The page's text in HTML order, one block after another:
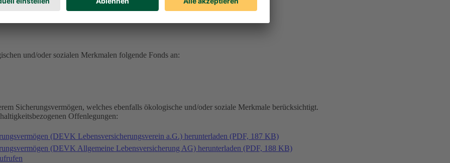
und/oder sozialen Merkmalen folgende Fonds an:
Sicherungsvermögen, welches ebenfalls ökologische und/oder soziale Merkmale berücksichtigt.
Offenlegungen:
(DEVK Lebensversicherungsverein a.G.) herunterladen (PDF, 187 KB)
(DEVK Allgemeine Lebensversicherung AG) herunterladen (PDF, 188 KB)